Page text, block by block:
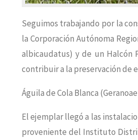
Seguimos trabajando por la
la Corporación Autónoma
albicaudatus) y de un Halcón
contribuir a la preservación de
Águila de Cola Blanca
El ejemplar llegó a las
proveniente del Instituto